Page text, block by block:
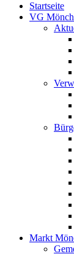
Startseite
VG
Markt